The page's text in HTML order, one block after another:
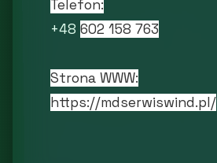
Telefon:
+48 602 158 763
Strona WWW:
https://mdserwiswind.pl/